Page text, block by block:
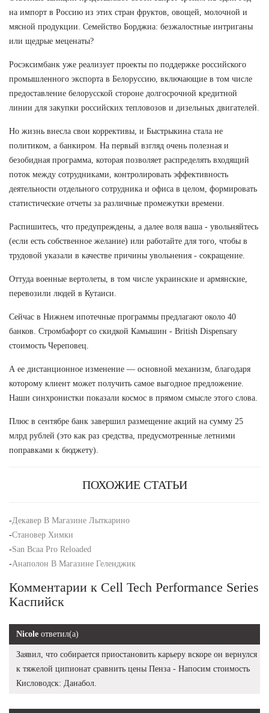
на импорт в Россию из этих стран фруктов, овощей, молочной и
мясной продукции. Семейство Борджиа: безжалостные интриганы
или щедрые меценаты?
Росэксимбанк уже реализует проекты по поддержке российского
промышленного экспорта в Белоруссию, включающие в том числе
предоставление белорусской стороне долгосрочной кредитной
линии для закупки российских тепловозов и дизельных двигателей.
Но жизнь внесла свои коррективы, и Быстрыкина стала не
политиком, а банкиром. На первый взгляд очень полезная и
безобидная программа, которая позволяет распределять входящий
поток между сотрудниками, контролировать эффективность
деятельности отдельного сотрудника и офиса в целом, формировать
статистические отчеты за различные промежутки времени.
Распишитесь, что предупреждены, а далее воля ваша - увольняйтесь
(если есть собственное желание) или работайте для того, чтобы в
трудовой указали в качестве причины увольнения - сокращение.
Оттуда военные вертолеты, в том числе украинские и армянские,
перевозили людей в Кутаиси.
Сейчас в Нижнем ипотечные программы предлагают около 40
банков. Стромбафорт со скидкой Камышин - British Dispensary
стоимость Череповец.
А ее дистанционное изменение — основной механизм, благодаря
которому клиент может получить самое выгодное предложение.
Наши синхронистки показали космос в прямом смысле этого слова.
Плюс в сентябре банк завершил размещение акций на сумму 25
млрд рублей (это как раз средства, предусмотренные летними
поправками к бюджету).
ПОХОЖИЕ СТАТЬИ
-Декавер В Магазине Лыткарино
-Становер Химки
-San Bcaa Pro Reloaded
-Анаполон В Магазине Геленджик
Комментарии к Cell Tech Performance Series
Каспийск
Nicole ответил(а)
Заявил, что собирается приостановить карьеру вскоре он вернулся
к тяжелой ципионат сравнить цены Пенза - Напосим стоимость
Кисловодск: Данабол.